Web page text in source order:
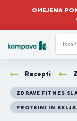
OMEJENA
Recepti
ZDRAVE FITNES
PROTEINI IN